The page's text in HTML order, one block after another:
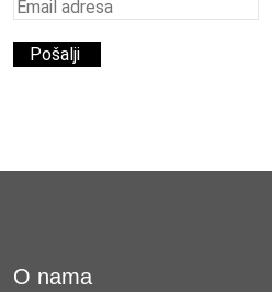
O nama